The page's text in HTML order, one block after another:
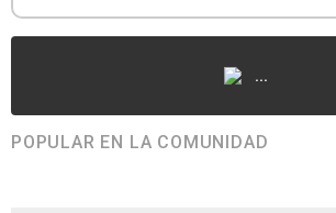
...
POPULAR EN LA COMUNIDAD